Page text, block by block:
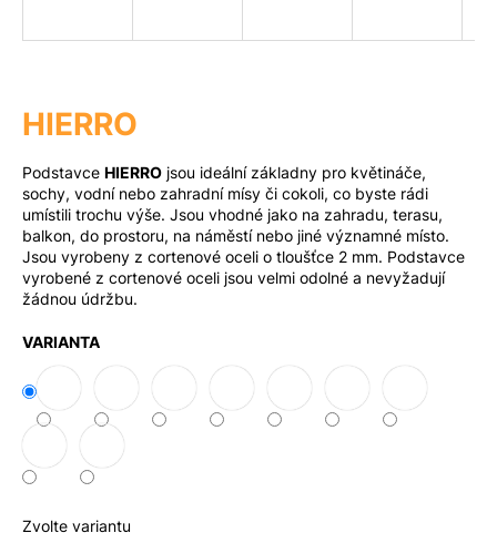
Přihlášení
HIERRO
Podstavce HIERRO jsou ideální základny pro květináče,
sochy, vodní nebo zahradní mísy či cokoli, co byste rádi
umístili trochu výše. Jsou vhodné jako na zahradu, terasu,
balkon, do prostoru, na náměstí nebo jiné významné místo.
Jsou vyrobeny z cortenové oceli o tloušťce 2 mm. Podstavce
vyrobené z cortenové oceli jsou velmi odolné a nevyžadují
žádnou údržbu.
VARIANTA
Zvolte variantu
t
?
Hledat
D
p
r
u
č